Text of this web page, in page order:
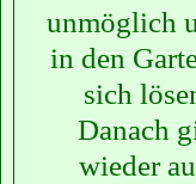
unmöglich
in den
sich
Danach
wieder